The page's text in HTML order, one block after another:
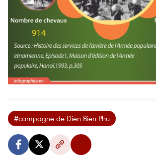
#campagne de Dien Bien Phu